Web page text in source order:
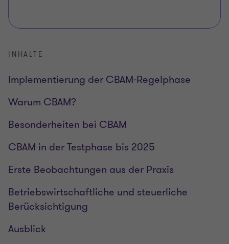
INHALTE
Implementierung der CBAM-Regelphase
Warum CBAM?
Besonderheiten bei CBAM
CBAM in der Testphase bis 2025
Erste Beobachtungen aus der Praxis
Betriebswirtschaftliche und steuerliche
Berücksichtigung
Ausblick